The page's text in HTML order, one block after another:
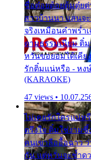
ชื่อต๋อยต้อยตุ้มตุ๋ยต่
สาวบ้านนา แสนจ
จริงเหมือนคำพร่ำ
ตามธรรมเนียม ติ๋
หวั่นขอยอมได้เคียง
รักติ๋มแน่หรือ - หง
(KARAOKE)
47 views •
ไม่เคยรักใครแน่ห
ตรึงใจ ติ๋มใช่งาม
คนเขาลืออื้อฉาว
กัน แต่หวั่นจะช้ำด